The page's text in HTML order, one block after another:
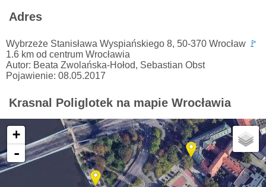
Adres
Wybrzeże Stanisława Wyspiańskiego 8, 50-370 Wrocław 🚩
1.6 km od centrum Wrocławia
Autor: Beata Zwolańska-Hołod, Sebastian Obst
Pojawienie: 08.05.2017
Krasnal Poliglotek na mapie Wrocławia
+
-